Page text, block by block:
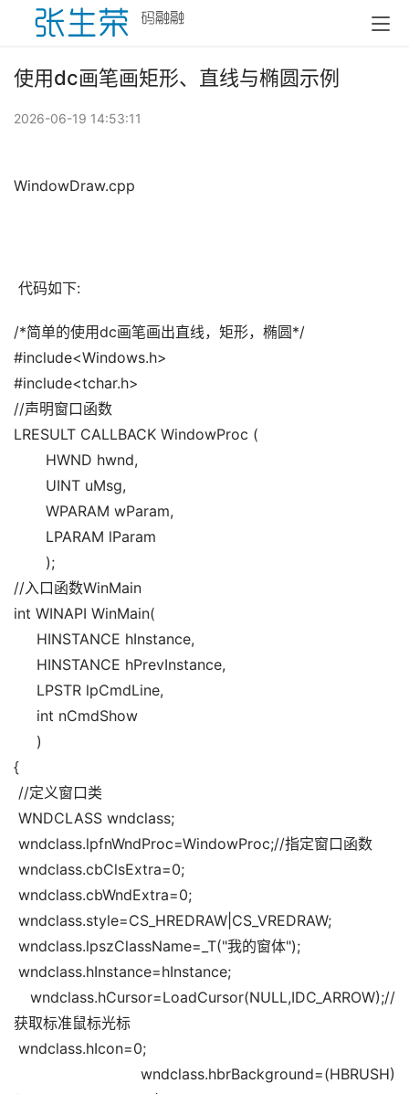
使用dc画笔画矩形、直线与椭圆示例
2026-06-19 14:53:11
WindowDraw.cpp
代码如下:
/*简单的使用dc画笔画出直线，矩形，椭圆*/
#include<Windows.h>
#include<tchar.h>
//声明窗口函数
LRESULT CALLBACK WindowProc (
HWND hwnd,
UINT uMsg,
WPARAM wParam,
LPARAM lParam
);
//入口函数WinMain
int WINAPI WinMain(
HINSTANCE hInstance,
HINSTANCE hPrevInstance,
LPSTR lpCmdLine,
int nCmdShow
)
{
//定义窗口类
WNDCLASS wndclass;
wndclass.lpfnWndProc=WindowProc;//指定窗口函数
wndclass.cbClsExtra=0;
wndclass.cbWndExtra=0;
wndclass.style=CS_HREDRAW|CS_VREDRAW;
wndclass.lpszClassName=_T("我的窗体");
wndclass.hInstance=hInstance;
wndclass.hCursor=LoadCursor(NULL,IDC_ARROW);//
获取标准鼠标光标
wndclass.hIcon=0;
wndclass.hbrBackground=(HBRUSH)